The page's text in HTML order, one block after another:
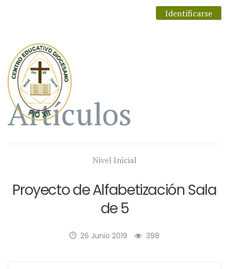
Identificarse
Artículos
Nivel Inicial
Proyecto de Alfabetización Sala
de 5
26 Junio 2019 398